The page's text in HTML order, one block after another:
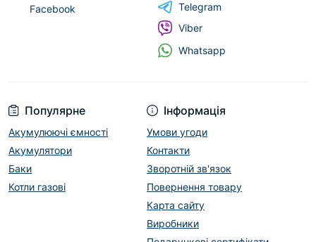
Популярне
Акумулюючі ємності
Акумулятори
Баки
Котли газові
Інформація
Умови угоди
Контакти
Зворотній зв'язок
Повернення товару
Карта сайту
Виробники
Facebook
Telegram
Viber
Whatsapp